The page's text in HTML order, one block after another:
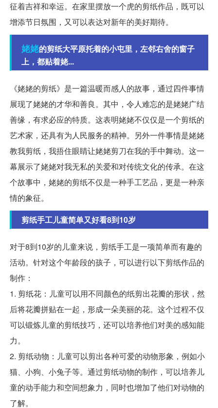
征着吉祥和幸运。在家里摆放一个虎的剪纸作品，既可以
增添节日氛围，又可以表达对新年的美好期待。
姥姥的剪纸大平原托着的小屯里，左邻右舍的窗子
上，都贴着姥...
《姥姥的剪纸》是一篇温暖而感人的故事，通过四件事情
展现了姥姥的才华和善良。其中，令人难忘的是姥姥广结
善缘，有求必应的特质。这表明姥姥不仅仅是一个剪纸的
艺术家，还具有为人民服务的精神。另外一件事情是姥姥
教我剪纸，我捂住眼睛让姥姥剪刀在我的手中舞动。这一
幕展示了姥姥对我无私的关爱和对传统文化的传承。在这
个故事中，姥姥的剪纸不仅是一种手工艺品，更是一种亲
情的象征。
剪纸手工儿童简单又好看8到10岁
对于8到10岁的儿童来说，剪纸手工是一项简单而有趣的
活动。针对这个年龄段的孩子，可以进行以下剪纸作品的
制作：
1. 剪纸花：儿童可以用不同颜色的纸剪出花瓣的形状，然
后将花瓣拼贴在一起，形成一朵美丽的花。这个过程不仅
可以锻炼儿童的剪纸技巧，还可以培养他们对美的感知能
力。
2. 剪纸动物：儿童可以剪出各种可爱的动物形象，例如小
猫、小狗、小兔子等。通过剪纸动物的制作，可以培养儿
童的动手能力和空间想象力，同时也增加了他们对动物的
了解。